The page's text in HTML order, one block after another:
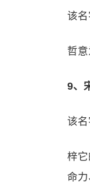
该
哲
9、
该
梓
命